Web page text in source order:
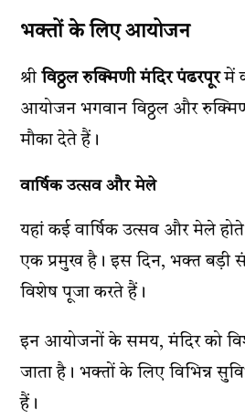
भक्तों के लिए आयोजन
श्रीविठ्ठल रुक्मिणी मंदिर पंढरपूरमें
आयोजन भगवान विठ्ठल और
मौका देते हैं।
वार्षिक उत्सव और मेले
यहां कई वार्षिक उत्सव और मेले
एक प्रमुख है। इस दिन, भक्त
विशेष पूजा करते हैं।
इन आयोजनों के समय, मंदिर को
जाता है। भक्तों के लिए विभिन्न
हैं।